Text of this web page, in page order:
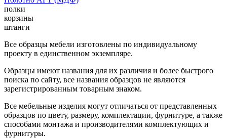
полки
корзины
штанги
Все образцы мебели изготовлены по индивидуальному
проекту в единственном экземпляре.
Образцы имеют названия для их различия и более быстрого
поиска по сайту, все названия образцов не являются
зарегистрированным товарным знаком.
Все мебельные изделия могут отличаться от представленных
образцов по цвету, размеру, комплектации, фурнитуре, а также
способами монтажа и производителями комплектующих и
фурнитуры.